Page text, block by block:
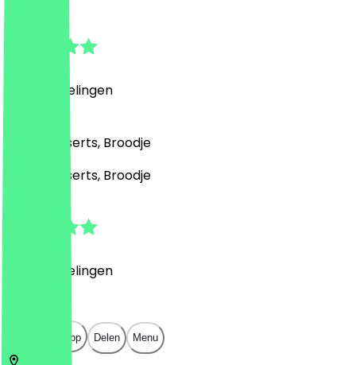
Beoordelingen
Café, Desserts, Broodje
Café, Desserts, Broodje
Beoordelingen
Open in app Delen Menu